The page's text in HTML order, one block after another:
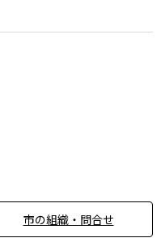
市の組織・問合せ